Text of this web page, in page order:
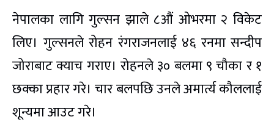
नेपालका लागि गुल्सन झाले ८औं ओभरमा २ विकेट
लिए। गुल्सनले रोहन रंगराजनलाई ४६ रनमा सन्दीप
जोराबाट क्याच गराए। रोहनले ३० बलमा ९ चौका र १
छक्का प्रहार गरे। चार बलपछि उनले अमार्त्य कौललाई
शून्यमा आउट गरे।